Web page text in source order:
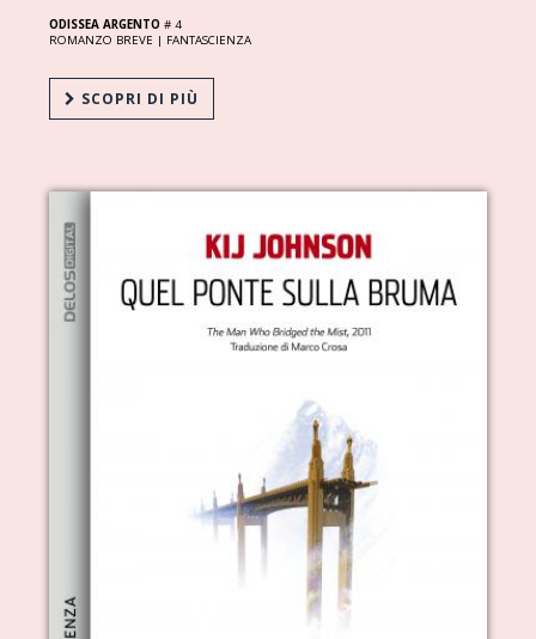
ODISSEA ARGENTO # 4
ROMANZO BREVE | FANTASCIENZA
SCOPRI DI PIÙ